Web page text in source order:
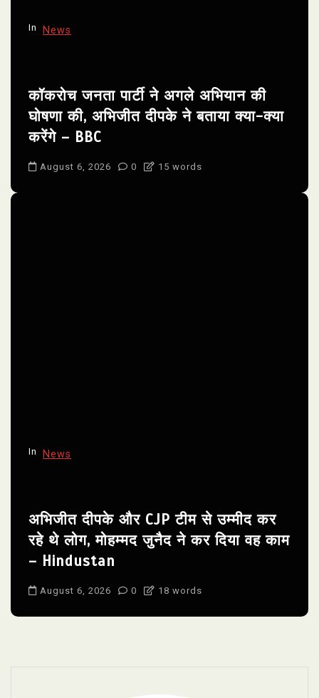
In News
कॉकरोच जनता पार्टी ने अगले अभियान की
घोषणा की, अभिजीत दीपके ने बताया क्या-क्या
करेंगे – BBC
August 6, 2026 0 15 words
In News
अभिजीत दीपके और CJP टीम से उम्मीद कर
रहे थे लोग, मोहम्मद जुनैद ने कर दिया वह काम
– Hindustan
August 6, 2026 0 18 words